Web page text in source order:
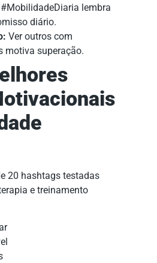
#MobilidadeDiaria lembra
diário.
Ver outros com
motiva superação.
20 hashtags testadas
e treinamento